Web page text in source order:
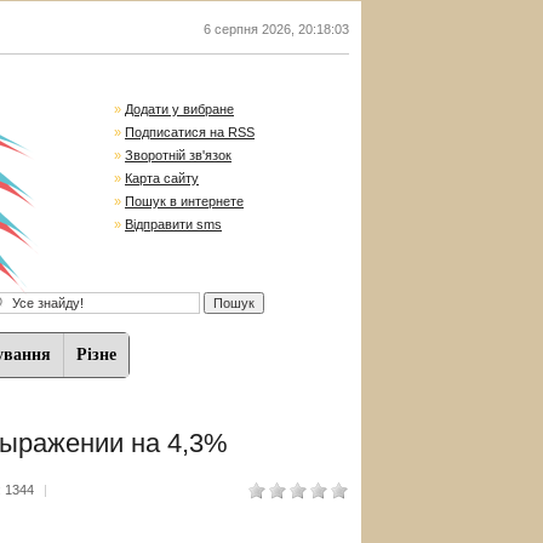
6 серпня 2026 20:18:04
» Додати у вибране
» Подписатися на RSS
» Зворотній зв'язок
» Карта сайту
» Пошук в интернете
» Відправити sms
Різне
на 4,3%
1344 |